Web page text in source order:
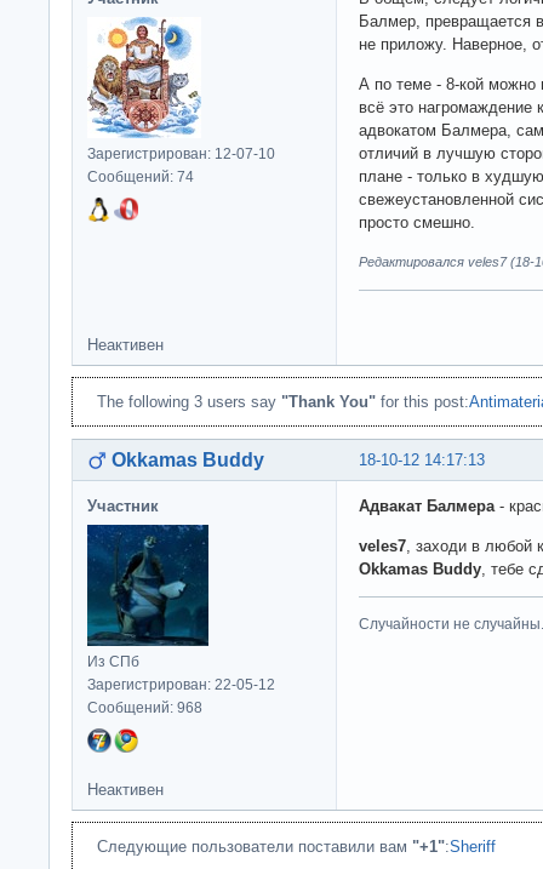
Зарегистрирован: 12-07-10
Сообщений: 74
Балмер, превращается
не приложу. Наверное,
А по теме - 8-кой можно
всё это нагромаждение
адвокатом Балмера,
отличий в лучшую
плане - только в
свежеустановленной
просто смешно.
Редактировался veles7 (18-
Неактивен
The following 3 users say "Thank You" for this post:
18-10-12 14:17:13
Okkamas Buddy
Участник
Из СПб
Зарегистрирован: 22-05-12
Сообщений: 968
Адвакат Балмера -
veles7 , заходи в любой
Okkamas Buddy , тебе
Случайности не случайны.
Неактивен
Следующие пользователи поставили вам "+1":Sheriff